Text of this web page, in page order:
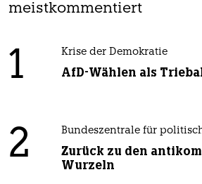
meistkommentiert
1 Krise der Demokratie
AfD-Wählen als
2 Bundeszentrale für
Zurück zu den
Wurzeln